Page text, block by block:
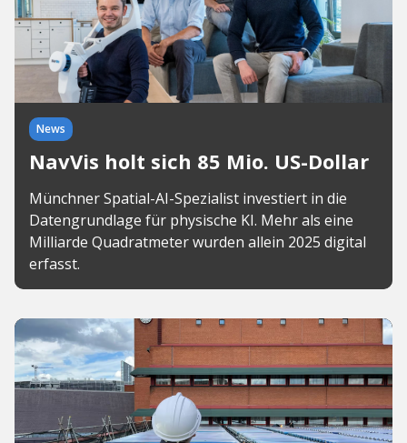
News
NavVis holt sich 85 Mio. US-Dollar
Münchner Spatial-AI-Spezialist investiert in die
Datengrundlage für physische KI. Mehr als eine
Milliarde Quadratmeter wurden allein 2025 digital
erfasst.